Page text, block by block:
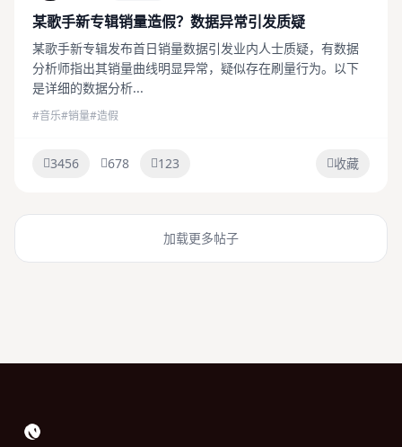
某歌手新专辑销量造假？数据异常引发质疑
某歌手新专辑发布首日销量数据引发业内人士质疑，有数据
分析师指出其销量曲线明显异常，疑似存在刷量行为。以下
是详细的数据分析...
#音乐#销量#造假
3456 678 123 收藏
加载更多帖子